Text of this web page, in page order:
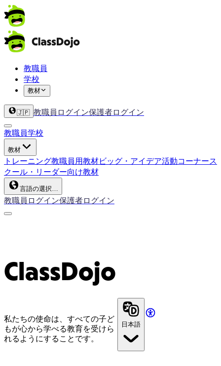
教職員
学校
教材
🇯🇵 教職員ログイン保護者ログイン
教職員学校
教材
トレーニング教職員用教材ビッグ・アイデア活動コーナース
クール・リーダー向け教材
言語の選択…
教職員ログイン保護者ログイン
ClassDojo
私たちの使命は、すべての子ど
もが心から学べる教育を受けら
れるようにすることです。
日本語